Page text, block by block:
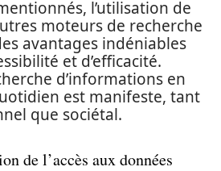
l’utilisation de
moteurs de recherche
avantages indéniables
et d’efficacité.
d’informations en
est manifeste, tant
que sociétal.
de l’accès aux données